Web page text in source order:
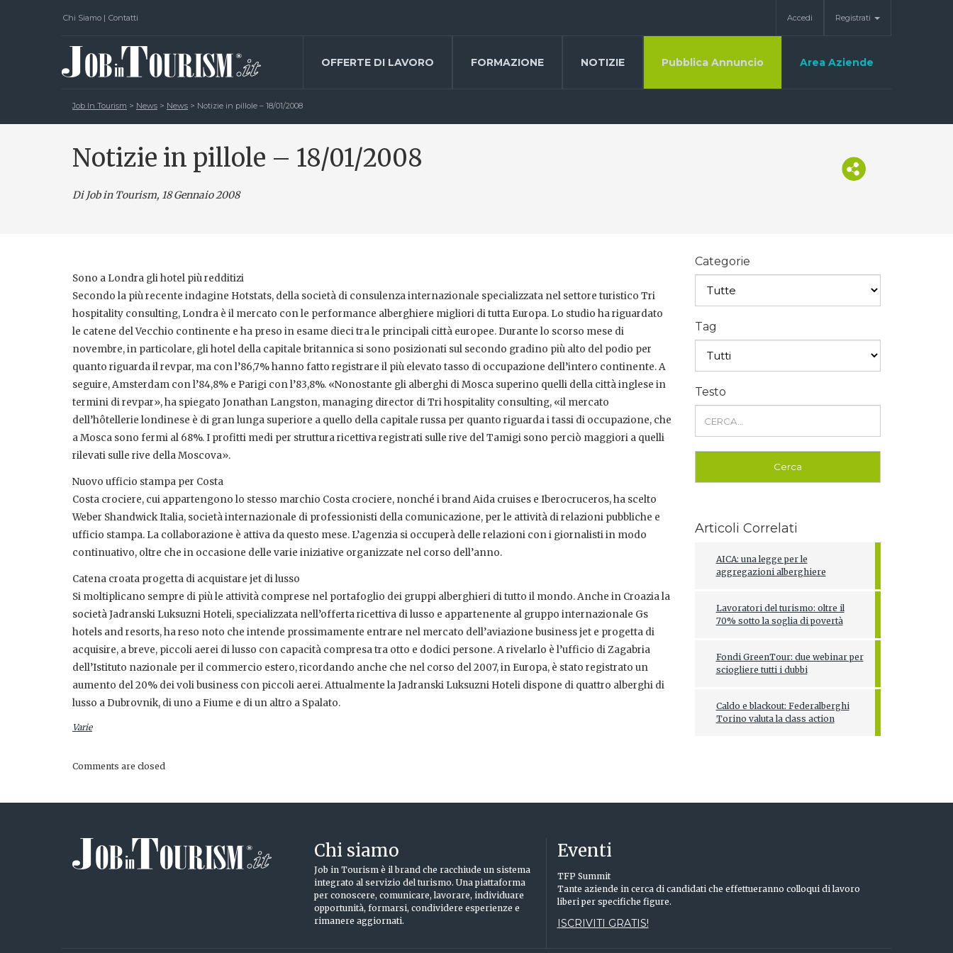
Chi Siamo | Contatti Accedi Registrati
OFFERTE DI LAVORO FORMAZIONE NOTIZIE Pubblica Annuncio Area Aziende
Job In Tourism > News > News > Notizie in pillole – 18/01/2008
Notizie in pillole – 18/01/2008
Di Job in Tourism, 18 Gennaio 2008
Sono a Londra gli hotel più redditizi
Secondo la più recente indagine Hotstats, della società di consulenza internazionale specializzata nel settore turistico Tri
hospitality consulting, Londra è il mercato con le performance alberghiere migliori di tutta Europa. Lo studio ha riguardato
le catene del Vecchio continente e ha preso in esame dieci tra le principali città europee. Durante lo scorso mese di
novembre, in particolare, gli hotel della capitale britannica si sono posizionati sul secondo gradino più alto del podio per
quanto riguarda il revpar, ma con l’86,7% hanno fatto registrare il più elevato tasso di occupazione dell’intero continente. A
seguire, Amsterdam con l’84,8% e Parigi con l’83,8%. «Nonostante gli alberghi di Mosca superino quelli della città inglese in
termini di revpar», ha spiegato Jonathan Langston, managing director di Tri hospitality consulting, «il mercato
dell’hôtellerie londinese è di gran lunga superiore a quello della capitale russa per quanto riguarda i tassi di occupazione, che
a Mosca sono fermi al 68%. I profitti medi per struttura ricettiva registrati sulle rive del Tamigi sono perciò maggiori a quelli
rilevati sulle rive della Moscova».
Nuovo ufficio stampa per Costa
Costa crociere, cui appartengono lo stesso marchio Costa crociere, nonché i brand Aida cruises e Iberocruceros, ha scelto
Weber Shandwick Italia, società internazionale di professionisti della comunicazione, per le attività di relazioni pubbliche e
ufficio stampa. La collaborazione è attiva da questo mese. L’agenzia si occuperà delle relazioni con i giornalisti in modo
continuativo, oltre che in occasione delle varie iniziative organizzate nel corso dell’anno.
Catena croata progetta di acquistare jet di lusso
Si moltiplicano sempre di più le attività comprese nel portafoglio dei gruppi alberghieri di tutto il mondo. Anche in Croazia la
società Jadranski Luksuzni Hoteli, specializzata nell’offerta ricettiva di lusso e appartenente al gruppo internazionale Gs
hotels and resorts, ha reso noto che intende prossimamente entrare nel mercato dell’aviazione business jet e progetta di
acquisire, a breve, piccoli aerei di lusso con capacità compresa tra otto e dodici persone. A rivelarlo è l’ufficio di Zagabria
dell’Istituto nazionale per il commercio estero, ricordando anche che nel corso del 2007, in Europa, è stato registrato un
aumento del 20% dei voli business con piccoli aerei. Attualmente la Jadranski Luksuzni Hoteli dispone di quattro alberghi di
lusso a Dubrovnik, di uno a Fiume e di un altro a Spalato.
Varie
Comments are closed
Categorie
Tag
Testo
Articoli Correlati
AICA: una legge per le
aggregazioni alberghiere
Lavoratori del turismo: oltre il
70% sotto la soglia di povertà
Fondi GreenTour: due webinar per
sciogliere tutti i dubbi
Caldo e blackout: Federalberghi
Torino valuta la class action
Chi siamo
Job in Tourism è il brand che racchiude un sistema
integrato al servizio del turismo. Una piattaforma
per conoscere, comunicare, lavorare, individuare
opportunità, formarsi, condividere esperienze e
rimanere aggiornati.
Eventi
TFP Summit
Tante aziende in cerca di candidati che effettueranno colloqui di lavoro
liberi per specifiche figure.
ISCRIVITI GRATIS!